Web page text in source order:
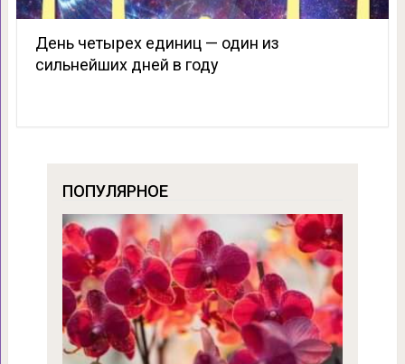
День четырех единиц — один из
сильнейших дней в году
ПОПУЛЯРНОЕ